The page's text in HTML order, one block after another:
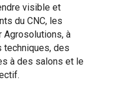
visible et
du CNC, les
à
des
à des salons et le